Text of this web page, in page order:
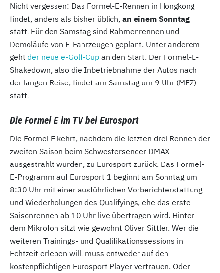
Nicht vergessen: Das Formel-E-Rennen in Hongkong
findet, anders als bisher üblich, an einem Sonntag
statt. Für den Samstag sind Rahmenrennen und
Demoläufe von E-Fahrzeugen geplant. Unter anderem
geht der neue e-Golf-Cup an den Start. Der Formel-E-
Shakedown, also die Inbetriebnahme der Autos nach
der langen Reise, findet am Samstag um 9 Uhr (MEZ)
statt.
Die Formel E im TV bei Eurosport
Die Formel E kehrt, nachdem die letzten drei Rennen der
zweiten Saison beim Schwestersender DMAX
ausgestrahlt wurden, zu Eurosport zurück. Das Formel-
E-Programm auf Eurosport 1 beginnt am Sonntag um
8:30 Uhr mit einer ausführlichen Vorberichterstattung
und Wiederholungen des Qualifyings, ehe das erste
Saisonrennen ab 10 Uhr live übertragen wird. Hinter
dem Mikrofon sitzt wie gewohnt Oliver Sittler. Wer die
weiteren Trainings- und Qualifikationssessions in
Echtzeit erleben will, muss entweder auf den
kostenpflichtigen Eurosport Player vertrauen. Oder